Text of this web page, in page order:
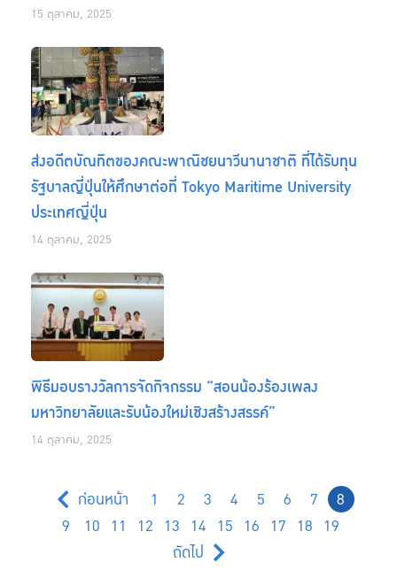
15 ตุลาคม, 2025
ส่งอดีตบัณทิตของคณะพาณิชยนาวีนานาชาติ ที่ได้รับทุน
รัฐบาลญี่ปุ่นให้ศึกษาต่อที่ Tokyo Maritime University
ประเทศญี่ปุ่น
14 ตุลาคม, 2025
พิธีมอบรางวัลการจัดกิจกรรม “สอนน้องร้องเพลง
มหาวิทยาลัยและรับน้องใหม่เชิงสร้างสรรค์”
14 ตุลาคม, 2025
ก่อนหน้า 1 2 3 4 5 6 7
8
9
10 11 12 13 14 15 16 17 18 19
ถัดไป